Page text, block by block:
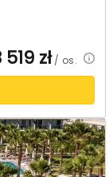
519 zł/ os.